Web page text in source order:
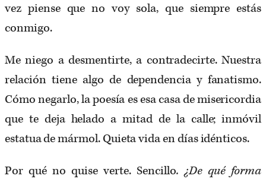
vez piense que no voy sola, que siempre estás
conmigo.
Me niego a desmentirte, a contradecirte. Nuestra
relación tiene algo de dependencia y fanatismo.
Cómo negarlo, la poesía es esa casa de misericordia
que te deja helado a mitad de la calle; inmóvil
estatua de mármol. Quieta vida en días idénticos.
Por qué no quise verte. Sencillo. ¿De qué forma